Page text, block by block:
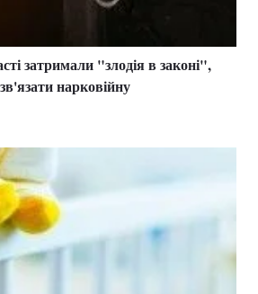
затримали "злодія в законі",
нарковійну